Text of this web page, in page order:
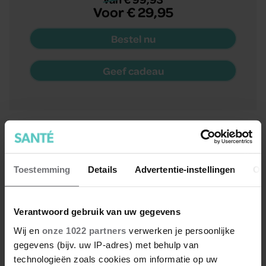
Toestemming Details Advertentie-instellingen
Verantwoord gebruik van uw gegevens
Wij en onze 1022 partners verwerken je persoonlijke
gegevens (bijv. uw IP-adres) met behulp van
technologieën zoals cookies om informatie op uw
Voor € 29,95
Bestel nu
Geef cadeau
Met cadeau
Santé
+ Santé Kleurboek óf Puzzelboek